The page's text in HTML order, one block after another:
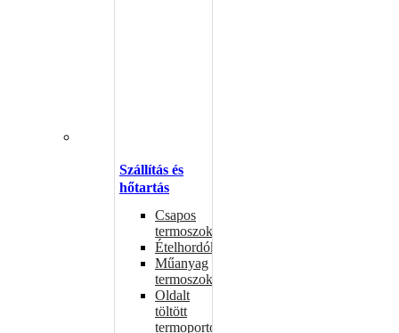
Szállítás és
hőtartás
Csapos
termoszok
Ételhordók
Műanyag
termoszok
Oldalt
töltött
termoportok